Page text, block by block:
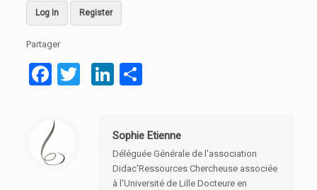
Log In Register
Partager
Facebook
TwitterLinkedIn
Sophie Etienne
Déléguée Générale de l'association
Didac'Ressources Chercheuse associée
à l'Université de Lille Docteure en